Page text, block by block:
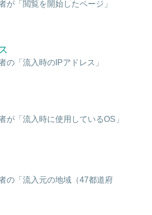
が「閲覧を開始したページ」
の「流入時のIPアドレス」
が「流入時に使用しているOS」
の「流入元の地域（47都道府